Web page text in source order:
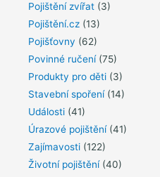
Pojištění zvířat (3)
Pojištění.cz (13)
Pojišťovny (62)
Povinné ručení(75)
Produkty pro děti (3)
Stavební spoření(14)
Události (41)
Úrazové pojištění(41)
Zajímavosti (122)
Životní pojištění(40)